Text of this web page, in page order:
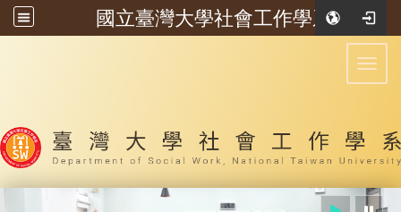
國立臺灣大學社會工作學系
:::